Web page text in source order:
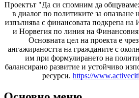
Проектът "Да си спомним да общуваме
в диалог по политиките за опазване
изпълнява с финансовата подкрепа
и Норвегия по линия на
Основната цел на проекта е
ангажираността на гражданите с
им при формулирането на
балансирано развитие и устойчиво
ресурси. https://